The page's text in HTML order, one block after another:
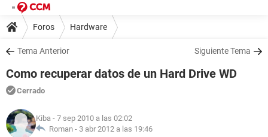
Foros Hardware
Tema Anterior Siguiente Tema
Como recuperar datos de un Hard Drive WD
Cerrado
Kiba - 7 sep 2010 a las 02:02
Roman - 3 abr 2012 a las 19:46